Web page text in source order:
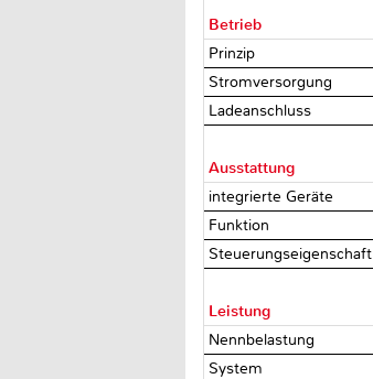
Betrieb
Prinzip
Stromversorgung
Ladeanschluss
Ausstattung
integrierte Geräte
Funktion
Steuerungseigenschaft
Leistung
Nennbelastung
System